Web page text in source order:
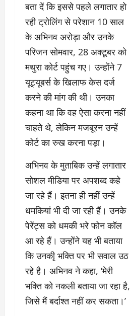
बता दें कि इससे पहले लगातार हो
रही ट्रोलिंग से परेशान 10 साल
के अभिनव अरोड़ा और उनके
परिजन सोमवार, 28 अक्टूबर को
मथुरा कोर्ट पहुंच गए। उन्होंने 7
यूट्यूबर्स के खिलाफ केस दर्ज
करने की मांग की थी। उनका
कहना था कि वह ऐसा करना नहीं
चाहते थे, लेकिन मजबूरन उन्हें
कोर्ट का रुख करना पड़ा।
अभिनव के मुताबिक उन्हें लगातार
सोशल मीडिया पर अपशब्द कहे
जा रहे हैं। इतना ही नहीं उन्हें
धमकियां भी दी जा रही हैं। उनके
पेरेंट्स को धमकी भरे फोन कॉल
आ रहे हैं। उन्होंने यह भी बताया
कि उनकीृ भक्ति पर भी सवाल उठ
रहे है। अभिनव ने कहा, ‘मेरी
भक्ति को नकली बताया जा रहा है,
जिसे मैं बर्दाश्त नहीं कर सकता।’